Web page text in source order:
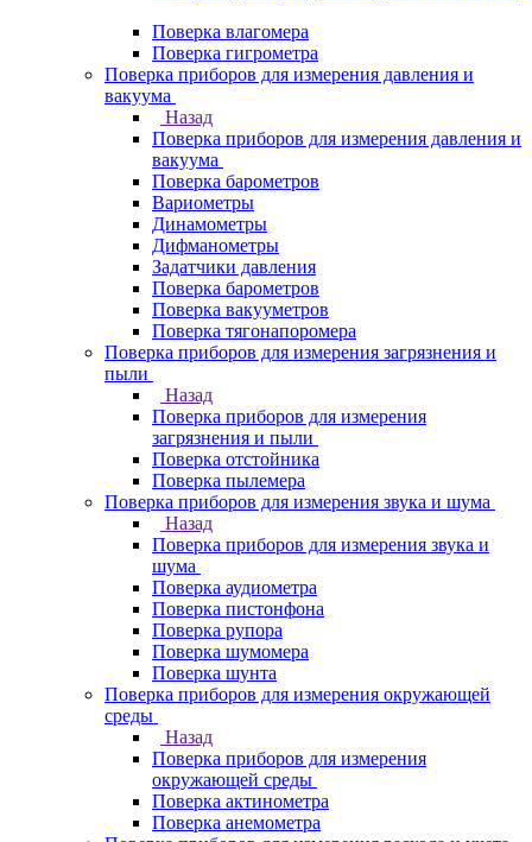
Поверка влагомера
Поверка гигрометра
Поверка приборов для измерения давления и
вакуума
Назад
Поверка приборов для измерения давления и
вакуума
Поверка барометров
Вариометры
Динамометры
Дифманометры
Задатчики давления
Поверка барометров
Поверка вакууметров
Поверка тягонапоромера
Поверка приборов для измерения загрязнения и
пыли
Назад
Поверка приборов для измерения
загрязнения и пыли
Поверка отстойника
Поверка пылемера
Поверка приборов для измерения звука и шума
Назад
Поверка приборов для измерения звука и
шума
Поверка аудиометра
Поверка пистонфона
Поверка рупора
Поверка шумомера
Поверка шунта
Поверка приборов для измерения окружающей
среды
Назад
Поверка приборов для измерения
окружающей среды
Поверка актинометра
Поверка анемометра